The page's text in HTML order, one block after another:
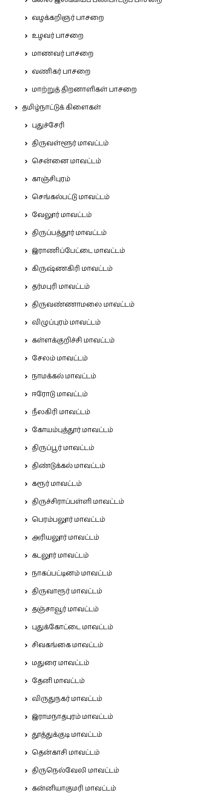
வழக்கறிஞர் பாசறை
உழவர் பாசறை
மாணவர் பாசறை
வணிகர் பாசறை
மாற்றுத் திறனாளிகள் பாசறை
தமிழ்நாட்டுக் கிளைகள்
புதுச்சேரி
திருவள்ளூர் மாவட்டம்
சென்னை மாவட்டம்
காஞ்சிபுரம்
செங்கல்பட்டு மாவட்டம்
வேலூர் மாவட்டம்
திருப்பத்தூர் மாவட்டம்
இராணிப்பேட்டை மாவட்டம்
கிருஷ்ணகிரி மாவட்டம்
தர்மபுரி மாவட்டம்
திருவண்ணாமலை மாவட்டம்
விழுப்புரம் மாவட்டம்
கள்ளக்குறிச்சி மாவட்டம்
சேலம் மாவட்டம்
நாமக்கல் மாவட்டம்
ஈரோடு மாவட்டம்
நீலகிரி மாவட்டம்
கோயம்புத்தூர் மாவட்டம்
திருப்பூர் மாவட்டம்
திண்டுக்கல் மாவட்டம்
கரூர் மாவட்டம்
திருச்சிராப்பள்ளி மாவட்டம்
பெரம்பலூர் மாவட்டம்
அரியலூர் மாவட்டம்
கடலூர் மாவட்டம்
நாகப்பட்டினம் மாவட்டம்
திருவாரூர் மாவட்டம்
தஞ்சாவூர் மாவட்டம்
புதுக்கோட்டை மாவட்டம்
சிவகங்கை மாவட்டம்
மதுரை மாவட்டம்
தேனி மாவட்டம்
விருதுநகர் மாவட்டம்
இராமநாதபுரம் மாவட்டம்
தூத்துக்குடி மாவட்டம்
தென்காசி மாவட்டம்
திருநெல்வேலி மாவட்டம்
கன்னியாகுமரி மாவட்டம்